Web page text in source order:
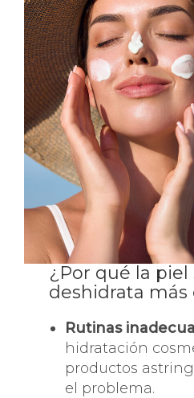
¿Por qué la piel
deshidrata más
Rutinas
hidratación
productos
el problema.